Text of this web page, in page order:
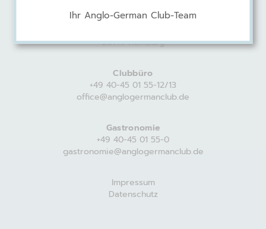
Anglo-German Club
20149 Hamburg
Clubbüro
+49 40-45 01 55-12/13
office@anglogermanclub.de
Gastronomie
+49 40-45 01 55-0
gastronomie@anglogermanclub.de
Impressum
Datenschutz
Ihr Anglo-German Club-Team